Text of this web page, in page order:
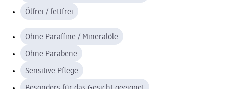
Ölfrei / fettfrei
Ohne Paraffine / Mineralöle
Ohne Parabene
Sensitive Pflege